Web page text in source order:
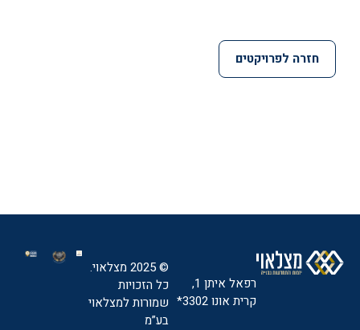
חזרה לפרויקטים
רפאל איתן 1,
קרית אונו 3302*
© 2025 מצלאוי.
כל הזכויות
שמורות למצלאוי
בע”מ